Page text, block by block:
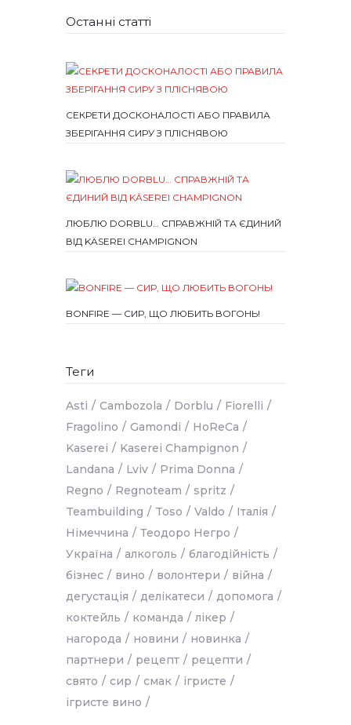
Останні статті
СЕКРЕТИ ДОСКОНАЛОСТІ АБО ПРАВИЛА
ЗБЕРІГАННЯ СИРУ З ПЛІСНЯВОЮ
ЛЮБЛЮ DORBLU… СПРАВЖНІЙ ТА ЄДИНИЙ
ВІД KÄSEREI CHAMPIGNON
BONFIRE — СИР, ЩО ЛЮБИТЬ ВОГОНЬ!
Теги
Asti Cambozola Dorblu
Fiorelli
Fragolino
Gamondi
HoReCa
Kaserei
Kaserei Champignon
Landana
Lviv
Prima Donna
Regno
Regnoteam
spritz
Teambuilding
Toso Valdo
Італія
Німеччина
Теодоро Негро
Україна
алкоголь
благодійність
бізнес
вино волонтери
війна
дегустація
делікатеси
допомога
коктейль
команда
лікер
нагорода
новини
новинка
партнери
рецепт
рецепти
свято
сир смак
ігристе
ігристе вино